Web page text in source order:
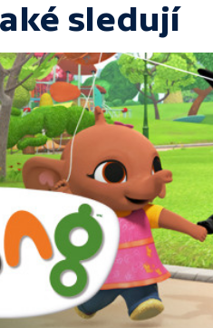
sledují